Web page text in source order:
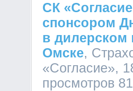
СК
спонсором
в дилерском
Омске,
«Согласие»,
просмотров